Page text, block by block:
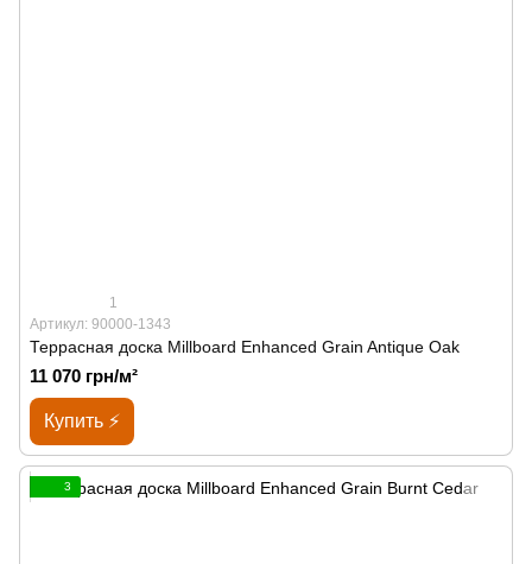
1
Артикул: 90000-1343
Террасная доска Millboard Enhanced Grain Antique Oak
11 070 грн/м²
Купить ⚡
3